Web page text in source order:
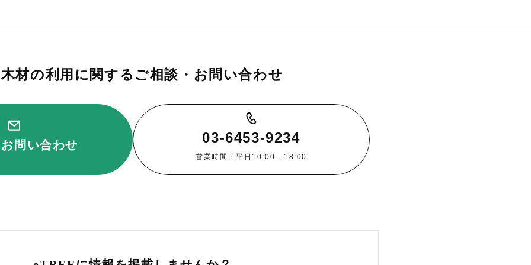
木材の利用に関するご相談・お問い合わせ
問い合わせ 03-6453-9234
営業時間：平日10:00 - 18:00